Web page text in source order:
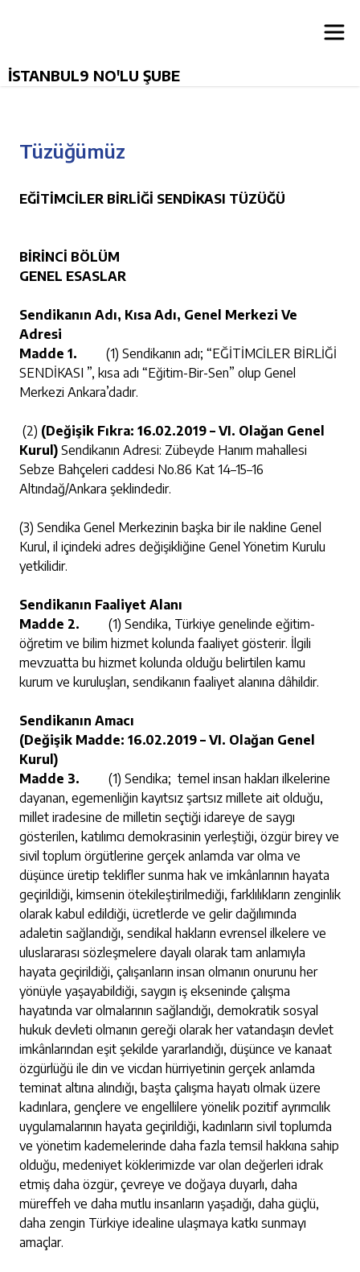
İSTANBUL9 NO'LU ŞUBE
Tüzüğümüz
EĞİTİMCİLER BİRLİĞİ SENDİKASI TÜZÜĞÜ
BİRİNCİ BÖLÜM
GENEL ESASLAR
Sendikanın Adı, Kısa Adı, Genel Merkezi Ve
Adresi
Madde 1. (1) Sendikanın adı; “EĞİTİMCİLER BİRLİĞİ
SENDİKASI ”, kısa adı “Eğitim-Bir-Sen” olup Genel
Merkezi Ankara’dadır.
(2) (Değişik Fıkra: 16.02.2019 – VI. Olağan Genel
Kurul) Sendikanın Adresi: Zübeyde Hanım mahallesi
Sebze Bahçeleri caddesi No.86 Kat 14–15–16
Altındağ/Ankara şeklindedir.
(3) Sendika Genel Merkezinin başka bir ile nakline Genel
Kurul, il içindeki adres değişikliğine Genel Yönetim Kurulu
yetkilidir.
Sendikanın Faaliyet Alanı
Madde 2. (1) Sendika, Türkiye genelinde eğitim-
öğretim ve bilim hizmet kolunda faaliyet gösterir. İlgili
mevzuatta bu hizmet kolunda olduğu belirtilen kamu
kurum ve kuruluşları, sendikanın faaliyet alanına dâhildir.
Sendikanın Amacı
(Değişik Madde: 16.02.2019 – VI. Olağan Genel
Kurul)
Madde 3. (1) Sendika; temel insan hakları ilkelerine
dayanan, egemenliğin kayıtsız şartsız millete ait olduğu,
millet iradesine de milletin seçtiği idareye de saygı
gösterilen, katılımcı demokrasinin yerleştiği, özgür birey ve
sivil toplum örgütlerine gerçek anlamda var olma ve
düşünce üretip teklifler sunma hak ve imkânlarının hayata
geçirildiği, kimsenin ötekileştirilmediği, farklılıkların zenginlik
olarak kabul edildiği, ücretlerde ve gelir dağılımında
adaletin sağlandığı, sendikal hakların evrensel ilkelere ve
uluslararası sözleşmelere dayalı olarak tam anlamıyla
hayata geçirildiği, çalışanların insan olmanın onurunu her
yönüyle yaşayabildiği, saygın iş ekseninde çalışma
hayatında var olmalarının sağlandığı, demokratik sosyal
hukuk devleti olmanın gereği olarak her vatandaşın devlet
imkânlarından eşit şekilde yararlandığı, düşünce ve kanaat
özgürlüğü ile din ve vicdan hürriyetinin gerçek anlamda
teminat altına alındığı, başta çalışma hayatı olmak üzere
kadınlara, gençlere ve engellilere yönelik pozitif ayrımcılık
uygulamalarının hayata geçirildiği, kadınların sivil toplumda
ve yönetim kademelerinde daha fazla temsil hakkına sahip
olduğu, medeniyet köklerimizde var olan değerleri idrak
etmiş daha özgür, çevreye ve doğaya duyarlı, daha
müreffeh ve daha mutlu insanların yaşadığı, daha güçlü,
daha zengin Türkiye idealine ulaşmaya katkı sunmayı
amaçlar.